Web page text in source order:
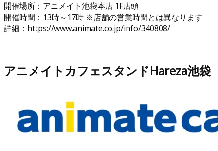
開催場所：アニメイト池袋本店 1F店頭
開催時間：13時～17時 ※店舗の営業時間とは異なります
詳細：https://www.animate.co.jp/info/340808/
アニメイトカフェスタンドHareza池袋